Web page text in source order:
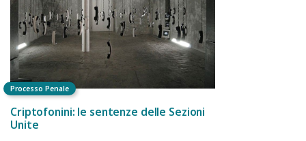
Processo Penale
Criptofonini: le sentenze delle Sezioni
Unite